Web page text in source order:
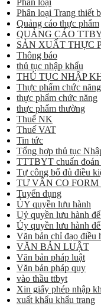
Phân loại
Phân loại Trang thiết
Quảng cáo thực phẩm
QUẢNG CÁO
SẢN XUẤT THỰC
Thông báo
thủ tục nhập khẩu
THỦ TỤC NHẬP
Thực phẩm chức năng
thực phẩm chức năng
thực phẩm thường
Thuế NK
Thuế VAT
Tin tức
Tổng hợp thủ tục
TTTBYT chuẩn
Tự công bố đủ điều
TƯ VẤN CO
Tuyển dụng
ỦY quyền lưu hành
Uỷ quyền lưu hành
Ủy quyền lưu hành
Văn bản chỉ đạo điều
VĂN BẢN LUẬT
Văn bản pháp luật
Văn bản pháp quy
vào thầu ttbyt
Xin giấy phép nhập
xuất khẩu khẩu trang